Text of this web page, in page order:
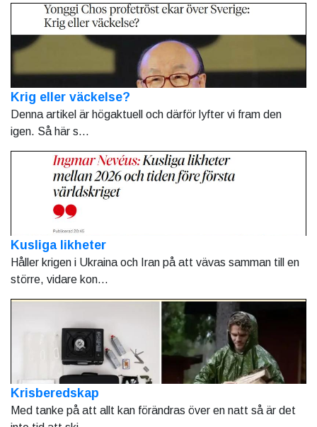
Krig eller väckelse?
Denna artikel är högaktuell och därför lyfter vi fram den
igen. Så här s...
Kusliga likheter
Håller krigen i Ukraina och Iran på att vävas samman till en
större, vidare kon...
Krisberedskap
Med tanke på att allt kan förändras över en natt så är det